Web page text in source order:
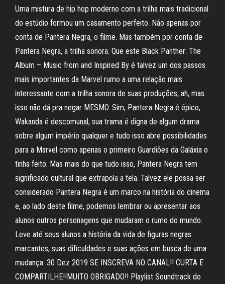
Uma mistura de hip hop moderno com a trilha mais tradicional
do estúdio formou um casamento perfeito. Não apenas por
conta de Pantera Negra, o filme. Mas também por conta de
Pantera Negra, a trilha sonora. Que este Black Panther: The
Album – Music from and Inspired By é talvez um dos passos
mais importantes da Marvel rumo a uma relação mais
interessante com a trilha sonora de suas produções, ah, mas
isso não dá pra negar MESMO. Sim, Pantera Negra é épico,
Wakanda é descomunal, sua trama é digna de algum drama
sobre algum império qualquer e tudo isso abre possibilidades
para a Marvel como apenas o primeiro Guardiões da Galáxia o
tinha feito. Mas mais do que tudo isso, Pantera Negra tem
significado cultural que extrapola a tela. Talvez ele possa ser
considerado Pantera Negra é um marco na história do cinema
e, ao lado deste filme, podemos lembrar ou apresentar aos
alunos outros personagens que mudaram o rumo do mundo.
Leve até seus alunos a história da vida de figuras negras
marcantes, suas dificuldades e suas ações em busca de uma
mudança. 30 Dez 2019 SE INSCREVA NO CANAL!! CURTA E
COMPARTILHE!!MUITO OBRIGADO!! Playlist Soundtrack do